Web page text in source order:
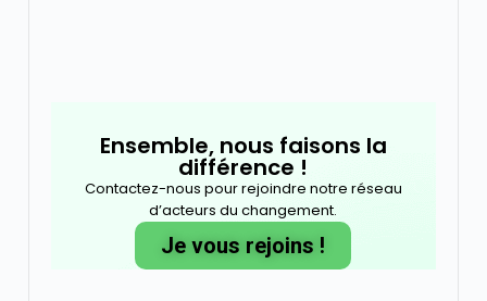
Ensemble, nous faisons la
différence !
Contactez-nous pour rejoindre notre réseau
d’acteurs du changement.
Je vous rejoins !